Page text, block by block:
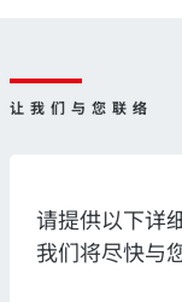
让我们与您联络
请提供以下详
我们将尽快与